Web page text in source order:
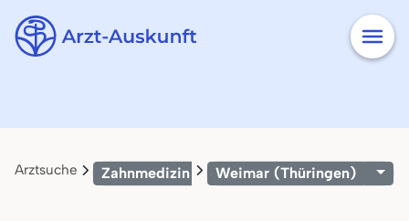
Arztsuche Zahnmedizin Weimar (Thüringen)